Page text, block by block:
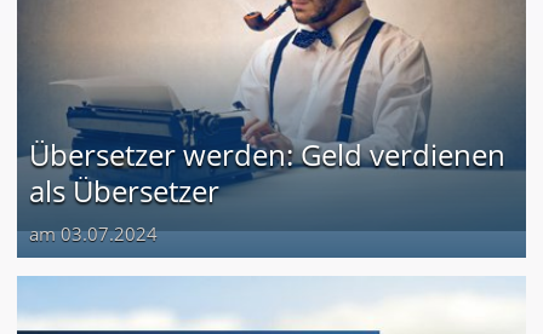
Übersetzer werden: Geld verdienen
als Übersetzer
am 03.07.2024